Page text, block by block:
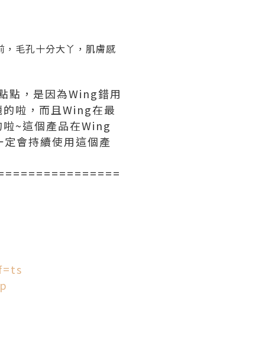
毛孔十分大丫，肌膚感
點，是因為Wing錯用
啦，而且Wing在最
~這個產品在Wing
會持續使用這個產